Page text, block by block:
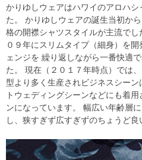
かりゆしウェアはハワイのアロハ
た。 かりゆしウェアの誕生当初か
格の開襟シャツスタイルが主流で
０９年にスリムタイプ（細身）を
ェンジを 繰り返しながら一番快適
た。 現在（２０１７年時点）では
型より多く生産されビジネスシー
トウェディングシーンなどにも着
ンになっています。 幅広い年齢層
し、狭すぎず広すぎずのちょうど良